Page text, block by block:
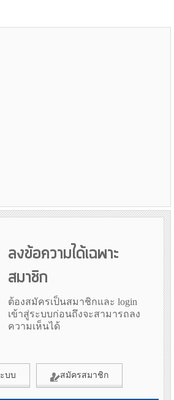
ลงข้อความได้เฉพาะ
สมาชิก
ต้องสมัครเป็นสมาชิกและ login
เข้าสู่ระบบก่อนถึงจะสามารถลง
ความเห็นได้
บบ สมัครสมาชิก